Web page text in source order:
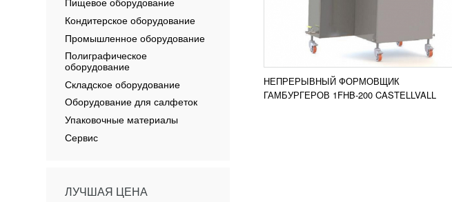
НЕПРЕРЫВНЫЙ ФОРМОВЩИК
ГАМБУРГЕРОВ 1FHB-200 CASTELLVALL
Кондитерское оборудование
Промышленное оборудование
Полиграфическое
оборудование
Складское оборудование
Оборудование для салфеток
Упаковочные материалы
Сервис
ЛУЧШАЯ ЦЕНА